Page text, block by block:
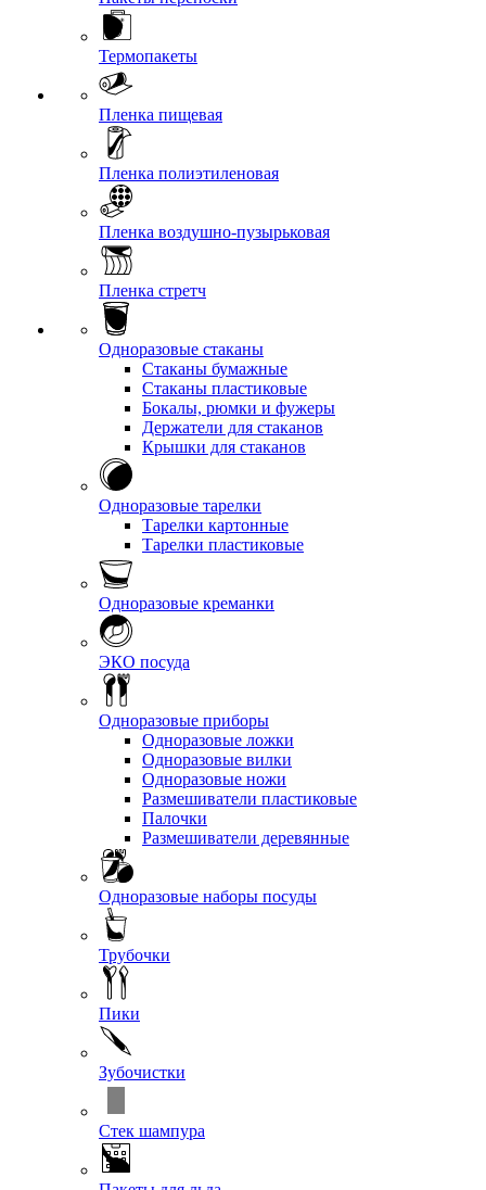
Термопакеты
Пленка пищевая
Пленка полиэтиленовая
Пленка воздушно-пузырьковая
Пленка стретч
Одноразовые стаканы
Стаканы бумажные
Стаканы пластиковые
Бокалы, рюмки и фужеры
Держатели для стаканов
Крышки для стаканов
Одноразовые тарелки
Тарелки картонные
Тарелки пластиковые
Одноразовые креманки
ЭКО посуда
Одноразовые приборы
Одноразовые ложки
Одноразовые вилки
Одноразовые ножи
Размешиватели пластиковые
Палочки
Размешиватели деревянные
Одноразовые наборы посуды
Трубочки
Пики
Зубочистки
Стек шампура